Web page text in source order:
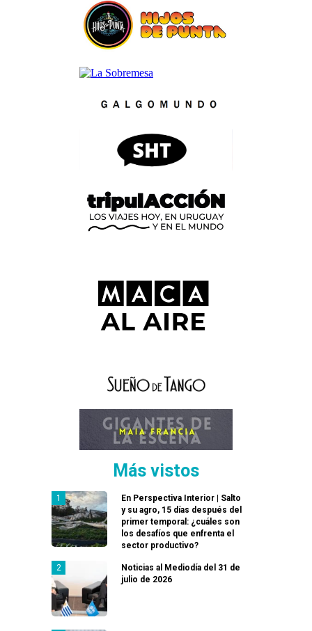
Más vistos
En Perspectiva Interior | Salto
y su agro, 15 días después del
primer temporal: ¿cuáles son
los desafíos que enfrenta el
sector productivo?
Noticias al Mediodía del 31 de
julio de 2026